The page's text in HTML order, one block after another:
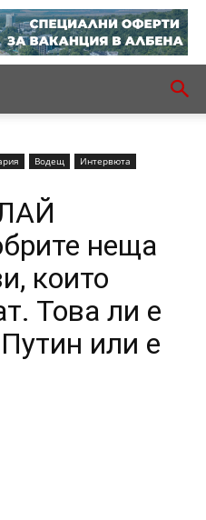
Водещ
Интервюта
неща
които
Това ли е
или е